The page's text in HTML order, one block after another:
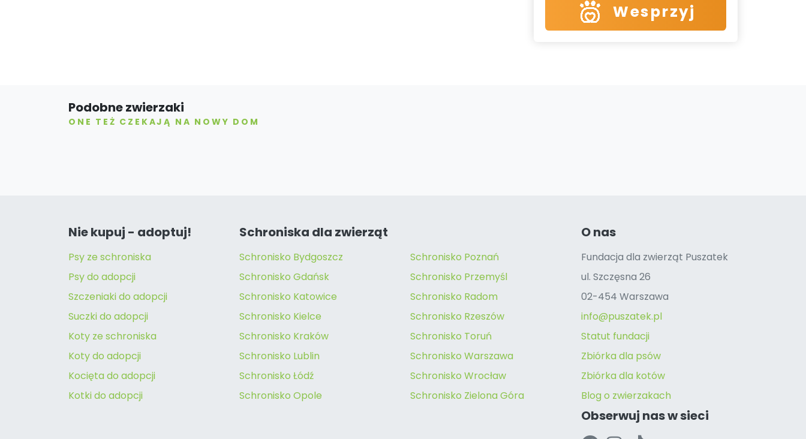
Wesprzyj
Podobne zwierzaki
ONE TEŻ CZEKAJĄ NA NOWY DOM
Nie kupuj - adoptuj!
Psy ze schroniska
Psy do adopcji
Szczeniaki do adopcji
Suczki do adopcji
Koty ze schroniska
Koty do adopcji
Kocięta do adopcji
Kotki do adopcji
Schroniska dla zwierząt
Schronisko Bydgoszcz
Schronisko Gdańsk
Schronisko Katowice
Schronisko Kielce
Schronisko Kraków
Schronisko Lublin
Schronisko Łódź
Schronisko Opole
Schronisko Poznań
Schronisko Przemyśl
Schronisko Radom
Schronisko Rzeszów
Schronisko Toruń
Schronisko Warszawa
Schronisko Wrocław
Schronisko Zielona Góra
O nas
Fundacja dla zwierząt Puszatek
ul. Szczęsna 26
02-454 Warszawa
info@puszatek.pl
Statut fundacji
Zbiórka dla psów
Zbiórka dla kotów
Blog o zwierzakach
Obserwuj nas w sieci